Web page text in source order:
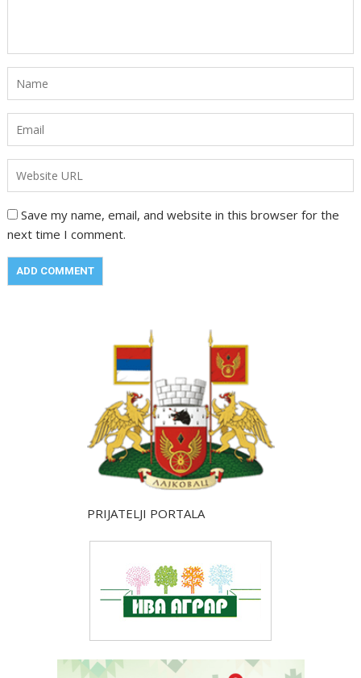
Save my name, email, and website in this browser for the
next time I comment.
PRIJATELJI PORTALA